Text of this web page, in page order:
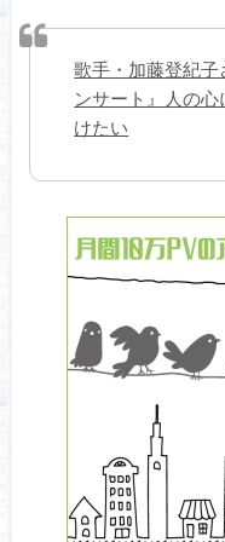
歌手・加藤登紀子
ンサート』人の
けたい